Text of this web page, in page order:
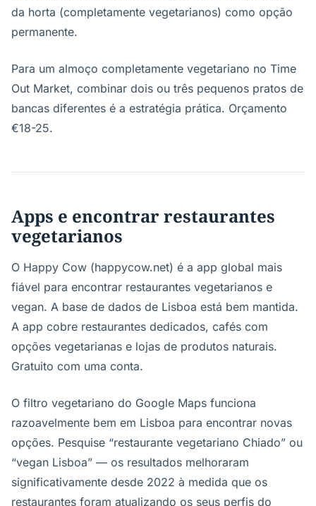
da horta (completamente vegetarianos) como opção
permanente.
Para um almoço completamente vegetariano no Time
Out Market, combinar dois ou três pequenos pratos de
bancas diferentes é a estratégia prática. Orçamento
€18-25.
Apps e encontrar restaurantes
vegetarianos
O Happy Cow (happycow.net) é a app global mais
fiável para encontrar restaurantes vegetarianos e
vegan. A base de dados de Lisboa está bem mantida.
A app cobre restaurantes dedicados, cafés com
opções vegetarianas e lojas de produtos naturais.
Gratuito com uma conta.
O filtro vegetariano do Google Maps funciona
razoavelmente bem em Lisboa para encontrar novas
opções. Pesquise “restaurante vegetariano Chiado” ou
“vegan Lisboa” — os resultados melhoraram
significativamente desde 2022 à medida que os
restaurantes foram atualizando os seus perfis do